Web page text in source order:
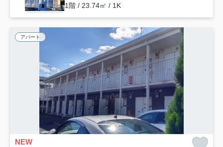
1階 / 23.74㎡ / 1K
アパート
NEW